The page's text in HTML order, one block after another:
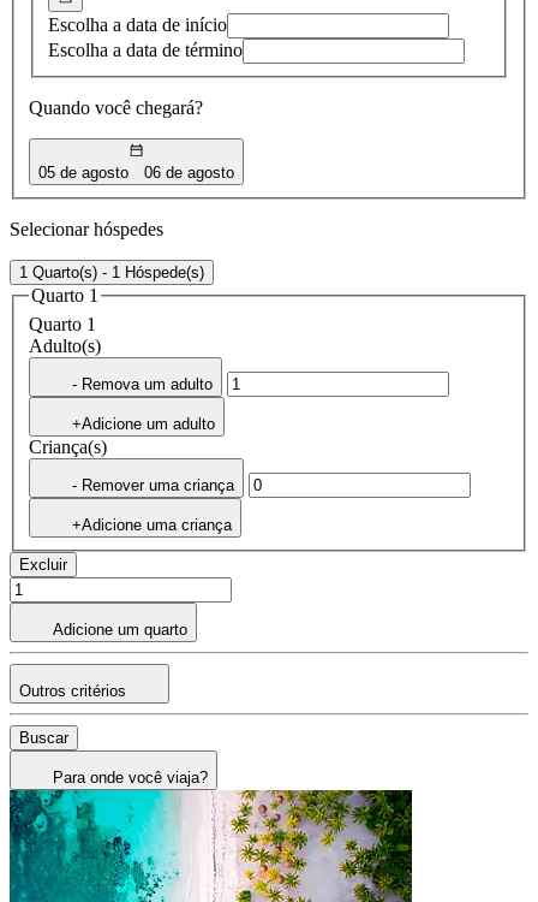
Escolha a data de início
Escolha a data de término
Quando você chegará?
05 de agosto 06 de agosto
Selecionar hóspedes
1 Quarto(s) - 1 Hóspede(s)
Quarto 1
Quarto 1
Adulto(s)
- Remova um adulto
+Adicione um adulto
Criança(s)
- Remover uma criança
+Adicione uma criança
Excluir
Adicione um quarto
Outros critérios
Buscar
Para onde você viaja?